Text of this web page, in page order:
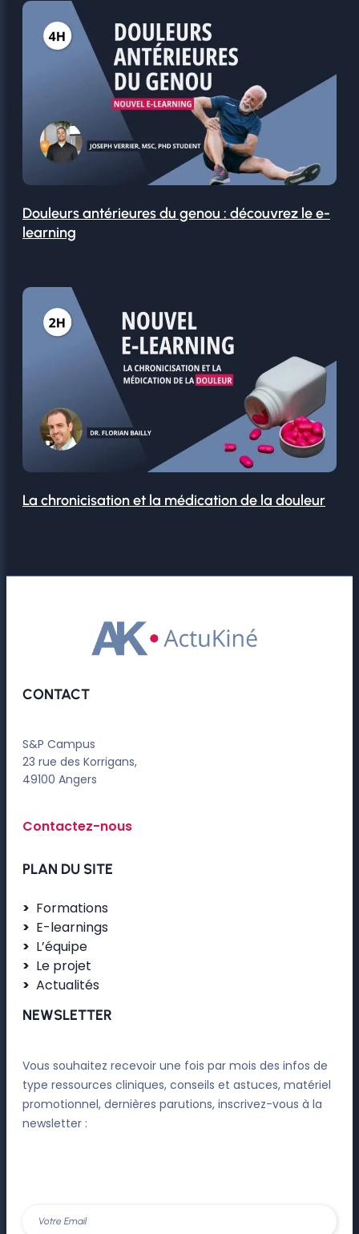
Douleurs antérieures du genou : découvrez le e-
learning
La chronicisation et la médication de la douleur
CONTACT
S&P Campus
23 rue des Korrigans,
49100 Angers
Contactez-nous
PLAN DU SITE
Formations
E-learnings
L’équipe
Le projet
Actualités
NEWSLETTER
Vous souhaitez recevoir une fois par mois des infos de
type ressources cliniques, conseils et astuces, matériel
promotionnel, dernières parutions, inscrivez-vous à la
newsletter :